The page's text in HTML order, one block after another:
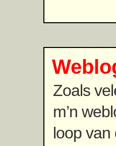
Zoals
m’n
loop van